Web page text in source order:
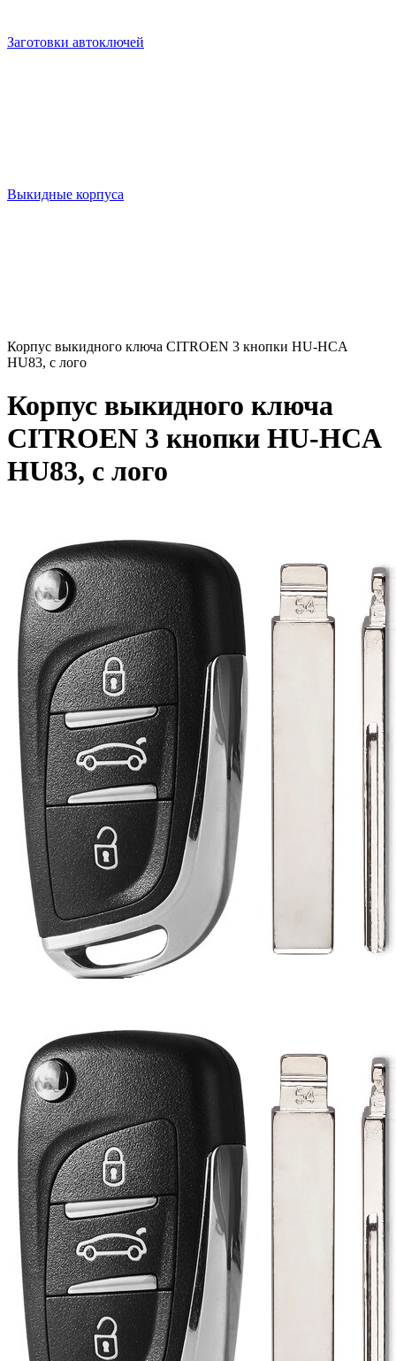
Заготовки автоключей
Выкидные корпуса
Корпус выкидного ключа CITROEN 3 кнопки HU-HCA
HU83, с лого
Корпус выкидного ключа
CITROEN 3 кнопки HU-HCA
HU83, с лого